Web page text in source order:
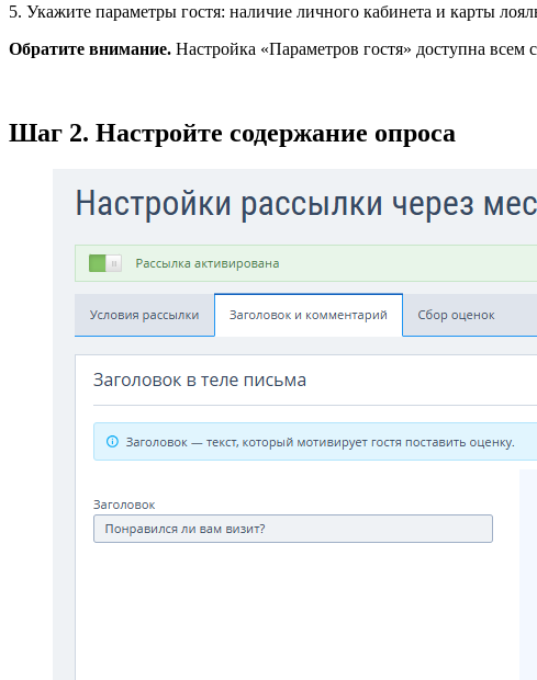
5. Укажите параметры гостя: наличие личного кабинета и карты
Обратите внимание. Настройка «Параметров гостя» доступна всем
Шаг 2. Настройте содержание опроса